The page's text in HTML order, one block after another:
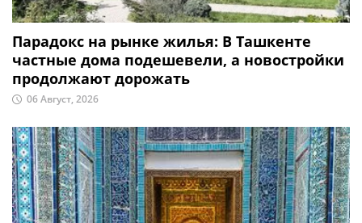
Парадокс на рынке жилья: В Ташкенте
частные дома подешевели, а новостройки
продолжают дорожать
06 Август, 2026